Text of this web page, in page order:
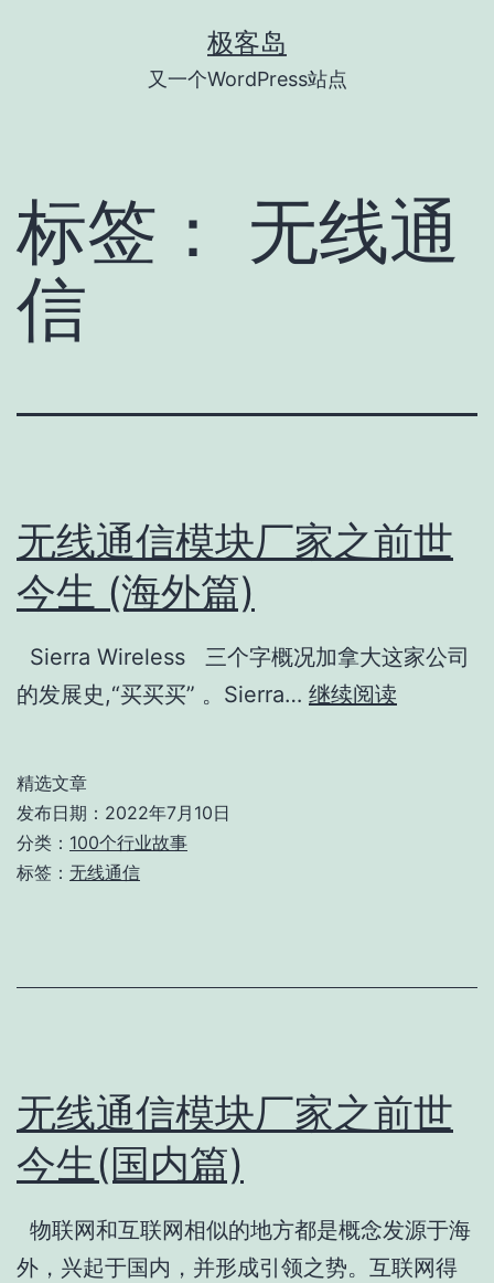
极客岛
又一个WordPress站点
标签： 无线通
信
无线通信模块厂家之前世
今生 (海外篇)
Sierra Wireless 三个字概况加拿大这家公司
的发展史,“买买买” 。Sierra… 继续阅读
之
今
外
篇)
精选文章
发布日期： 2022年7月10日
分类： 100个行业故事
标签： 无线通信
无线通信模块厂家之前世
今生(国内篇)
物联网和互联网相似的地方都是概念发源于海
外，兴起于国内，并形成引领之势。互联网得